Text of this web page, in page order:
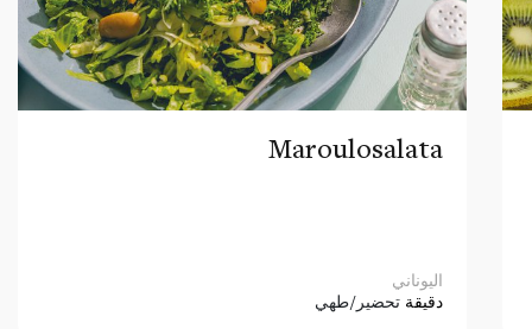
Maroulosalata
اليوناني
دقيقة تحضير/طهي